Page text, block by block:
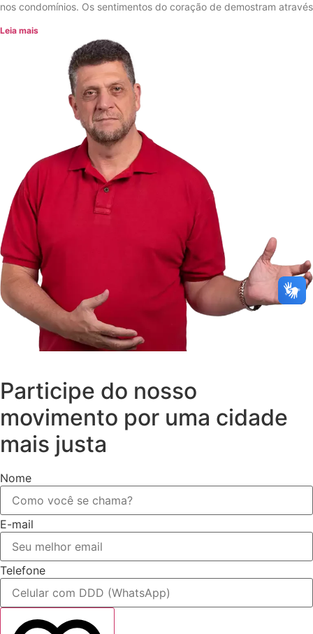
nos condomínios. Os sentimentos do coração de demostram através
Leia mais
Participe do nosso
movimento por uma cidade
mais justa
Nome
E-mail
Telefone